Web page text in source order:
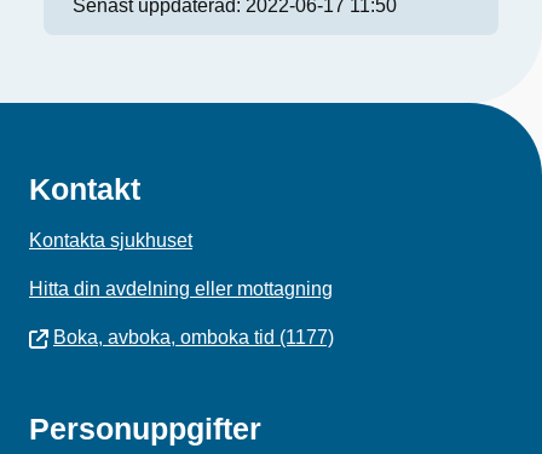
Senast uppdaterad: 2022-06-17 11:50
Kontakt
Kontakta sjukhuset
Hitta din avdelning eller mottagning
Boka, avboka, omboka tid (1177)
Personuppgifter